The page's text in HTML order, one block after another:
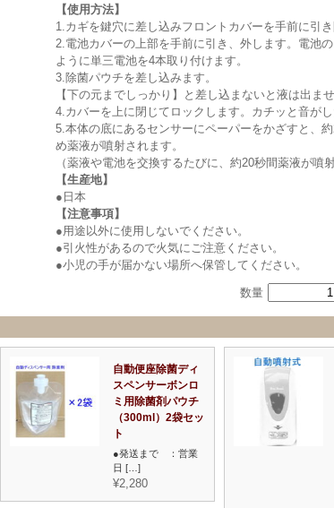
【使用方法】
1.カギを鍵穴に差し込みフロントカバーを手前に引き
2.電池カバーの上部を手前に引き、外します。電池
ように単三電池を4本取り付けます。
3.除菌パウチを差し込みます。
【下の元までしっかり】と差し込まないと液は出ませ
4.カバーを上に閉じてロックします。カチッと音がし
5.本体の底にあるセンサーにペーパーをかざすと、
め薬液が噴射されます。
（薬液や電池を交換するたびに、約20秒間薬液が噴
【生産地】
●日本
【注意事項】
●用途以外に使用しないでください。
●引火性があるので火気にご注意ください。
●小児の手が届かない場所へ保管してください。
数量
自動便座除菌ディ
スペンサーボンロ
ミ用除菌剤パウチ
（300ml）2袋セッ
ト
●発送まで ：営業
日 […]
¥2,280